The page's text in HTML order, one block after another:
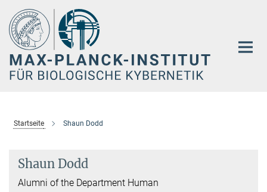
Hauptinhalt
Startseite Shaun Dodd
Shaun Dodd
Alumni of the Department Human